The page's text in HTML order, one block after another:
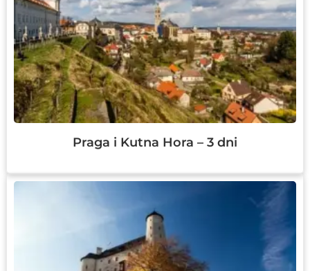
Praga i Kutna Hora – 3 dni